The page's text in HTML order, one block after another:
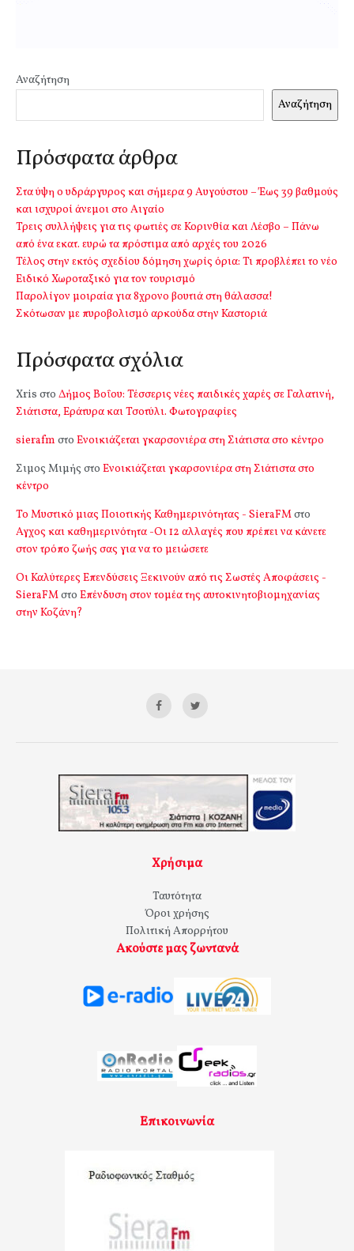
Αναζήτηση
Αναζήτηση
Πρόσφατα άρθρα
Στα ύψη ο υδράργυρος και σήμερα 9 Αυγούστου – Έως 39 βαθμούς
και ισχυροί άνεμοι στο Αιγαίο
Τρεις συλλήψεις για τις φωτιές σε Κορινθία και Λέσβο – Πάνω
από ένα εκατ. ευρώ τα πρόστιμα από αρχές του 2026
Τέλος στην εκτός σχεδίου δόμηση χωρίς όρια: Τι προβλέπει το νέο
Ειδικό Χωροταξικό για τον τουρισμό
Παρολίγον μοιραία για 8χρονο βουτιά στη θάλασσα!
Σκότωσαν με πυροβολισμό αρκούδα στην Καστοριά
Πρόσφατα σχόλια
Xris στο Δήμος Βοΐου: Τέσσερις νέες παιδικές χαρές σε Γαλατινή,
Σιάτιστα, Εράτυρα και Τσοτύλι. Φωτογραφίες
sierafm στο Ενοικιάζεται γκαρσονιέρα στη Σιάτιστα στο κέντρο
Σιμος Μιμής στο Ενοικιάζεται γκαρσονιέρα στη Σιάτιστα στο
κέντρο
Το Μυστικό μιας Ποιοτικής Καθημερινότητας - SieraFMστο
Αγχος και καθημερινότητα -Οι 12 αλλαγές που πρέπει να κάνετε
στον τρόπο ζωής σας για να το μειώσετε
Οι Καλύτερες Επενδύσεις Ξεκινούν από τις Σωστές Αποφάσεις -
SieraFMστο Επένδυση στον τομέα της αυτοκινητοβιομηχανίας
στην Κοζάνη?
Χρήσιμα
Ταυτότητα
Όροι χρήσης
Πολιτική Απορρήτου
Ακούστε μας ζωντανά
Επικοινωνία